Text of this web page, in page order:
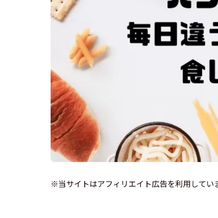
※当サイトはアフィリエイト広告を利用してい